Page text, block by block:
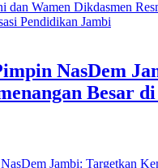
NasDem
Besar